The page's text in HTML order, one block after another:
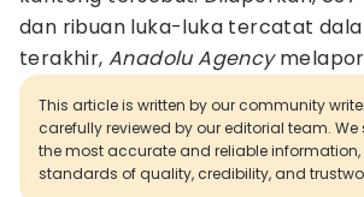
dan ribuan luka-luka tercatat
terakhir,Anadolu Agency
This article is written by our community
carefully reviewed by our editorial team. We
the most accurate and reliable
standards of quality, credibility, and